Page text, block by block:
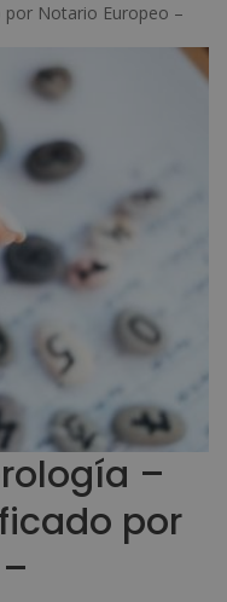
Notario Europeo –
–
por